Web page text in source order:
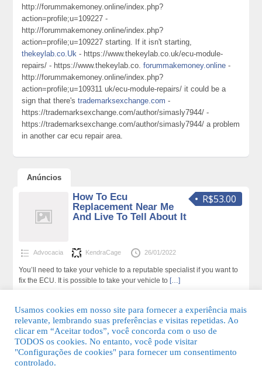
http://forummakemoney.online/index.php?
action=profile;u=109227 -
http://forummakemoney.online/index.php?
action=profile;u=109227 starting. If it isn't starting,
thekeylab.co.Uk - https://www.thekeylab.co.uk/ecu-module-
repairs/ - https://www.thekeylab.co.forummakemoney.online -
http://forummakemoney.online/index.php?
action=profile;u=109311 uk/ecu-module-repairs/ it could be a
sign that there'strademarksexchange.com -
https://trademarksexchange.com/author/simasly7944/ -
https://trademarksexchange.com/author/simasly7944/ a problem
in another car ecu repair area.
Anúncios
R$53.00
How To Ecu
Replacement Near Me
And Live To Tell About It
Advocacia KendraCage 26/01/2022
You’ll need to take your vehicle to a reputable specialist if you want to
fix the ECU. It is possible to take your vehicle to […]
© 2026 Guia Fácil Lagos | Guia Comercial Grátis. Todos os direitos
Usamos cookies em nosso site para fornecer a experiência mais
relevante, lembrando suas preferências e visitas repetidas. Ao
clicar em “Aceitar todos”, você concorda com o uso de
TODOS os cookies. No entanto, você pode visitar
"Configurações de cookies" para fornecer um consentimento
controlado.